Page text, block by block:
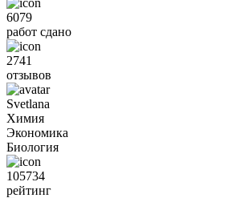
6079
работ сдано
2741
отзывов
Svetlana
Химия
Экономика
Биология
105734
рейтинг